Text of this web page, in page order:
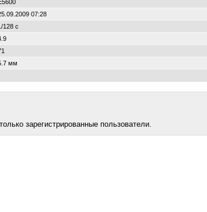
07:28
128 с
мм
зарегистрированные пользователи.